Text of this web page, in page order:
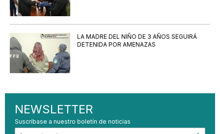
LA MADRE DEL NIÑO DE 3 AÑOS SEGUIRÁ
DETENIDA POR AMENAZAS
NEWSLETTER
Suscríbase a nuestro boletín de noticias